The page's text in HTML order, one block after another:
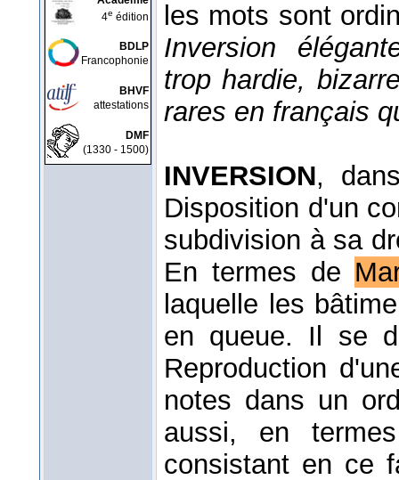
4e édition
BDLP
Francophonie
BHVF
attestations
DMF
(1330 - 1500)
les mots sont
Inversion
trop hardie,
rares en français
INVERSION,
Disposition d'un
subdivision à sa
En termes de
laquelle les
en queue. Il se
Reproduction
notes dans un
aussi, en
consistant en ce